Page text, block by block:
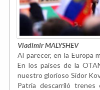
Vladimir MALYSHEV
Al parecer, en la Europa
En los países de la
nuestro glorioso Sidor
Patria descarriló